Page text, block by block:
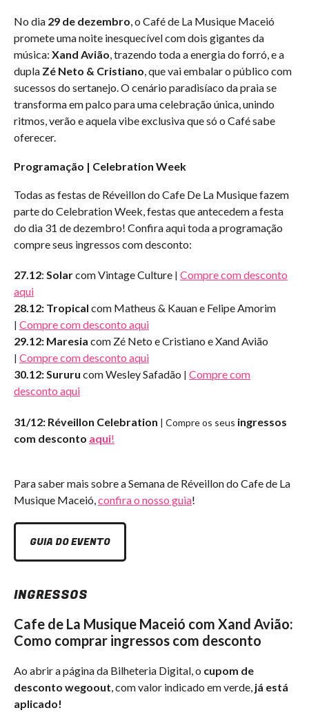
No dia 29 de dezembro, o Café de La Musique Maceió
promete uma noite inesquecível com dois gigantes da
música: Xand Avião, trazendo toda a energia do forró, e a
dupla Zé Neto & Cristiano, que vai embalar o público com
sucessos do sertanejo. O cenário paradisíaco da praia se
transforma em palco para uma celebração única, unindo
ritmos, verão e aquela vibe exclusiva que só o Café sabe
oferecer.
Programação | Celebration Week
Todas as festas de Réveillon do Cafe De La Musique fazem
parte do Celebration Week, festas que antecedem a festa
do dia 31 de dezembro! Confira aqui toda a programação
compre seus ingressos com desconto:
27.12: Solarcom Vintage Culture | Compre com desconto
aqui
28.12: Tropical com Matheus & Kauan e Felipe Amorim
| Compre com desconto aqui
29.12: Maresia com Zé Neto e Cristiano e Xand Avião
| Compre com desconto aqui
30.12: Sururu com Wesley Safadão | Compre com
desconto aqui
31/12: Réveillon Celebration | Compre os seus ingressos
com desconto aqui!
Para saber mais sobre a Semana de Réveillon do Cafe de La
Musique Maceió,confira o nosso guia!
GUIA DO EVENTO
INGRESSOS
Cafe de La Musique Maceió com Xand Avião:
Como comprar ingressos com desconto
Ao abrir a página da Bilheteria Digital, o cupom de
desconto wegoout, com valor indicado em verde, já está
aplicado!